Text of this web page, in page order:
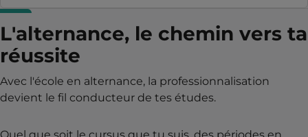
L'alternance, le chemin vers ta
réussite
Avec l'école en alternance, la professionnalisation
devient le fil conducteur de tes études.